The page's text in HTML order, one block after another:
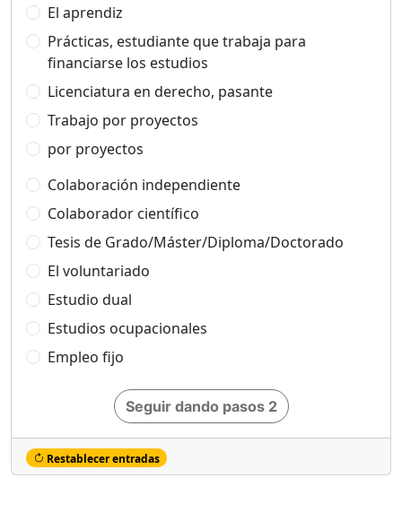
El aprendiz
Prácticas, estudiante que trabaja para
financiarse los estudios
Licenciatura en derecho, pasante
Trabajo por proyectos
por proyectos
Colaboración independiente
Colaborador científico
Tesis de Grado/Máster/Diploma/Doctorado
El voluntariado
Estudio dual
Estudios ocupacionales
Empleo fijo
Seguir dando pasos 2
Restablecer entradas